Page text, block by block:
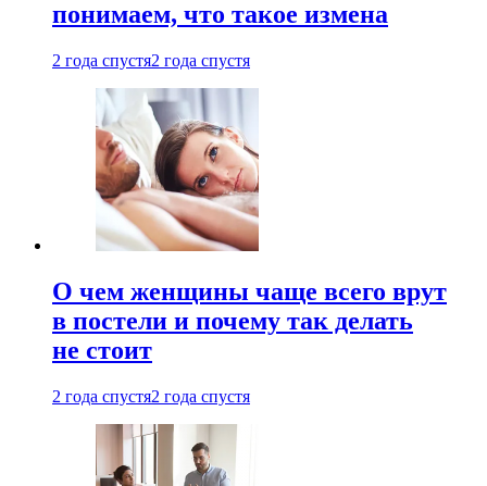
понимаем, что такое измена
2 года спустя2 года спустя
О чем женщины чаще всего врут
в постели и почему так делать
не стоит
2 года спустя2 года спустя